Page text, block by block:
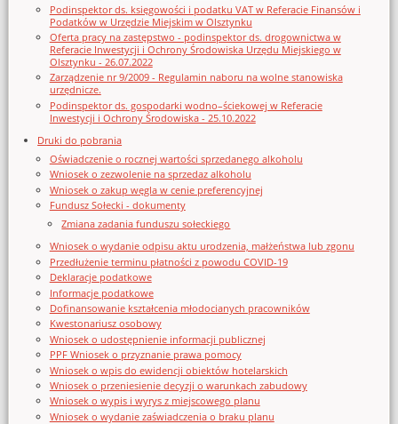
Podinspektor ds. księgowości i podatku VAT w Referacie Finansów i
Podatków w Urzędzie Miejskim w Olsztynku
Oferta pracy na zastępstwo - podinspektor ds. drogownictwa w
Referacie Inwestycji i Ochrony Środowiska Urzędu Miejskiego w
Olsztynku - 26.07.2022
Zarządzenie nr 9/2009 - Regulamin naboru na wolne stanowiska
urzędnicze.
Podinspektor ds. gospodarki wodno–ściekowej w Referacie
Inwestycji i Ochrony Środowiska - 25.10.2022
Druki do pobrania
Oświadczenie o rocznej wartości sprzedanego alkoholu
Wniosek o zezwolenie na sprzedaz alkoholu
Wniosek o zakup węgla w cenie preferencyjnej
Fundusz Sołecki - dokumenty
Zmiana zadania funduszu sołeckiego
Wniosek o wydanie odpisu aktu urodzenia, małżeństwa lub zgonu
Przedłużenie terminu płatności z powodu COVID-19
Deklaracje podatkowe
Informacje podatkowe
Dofinansowanie kształcenia młodocianych pracowników
Kwestonariusz osobowy
Wniosek o udostępnienie informacji publicznej
PPF Wniosek o przyznanie prawa pomocy
Wniosek o wpis do ewidencji obiektów hotelarskich
Wniosek o przeniesienie decyzji o warunkach zabudowy
Wniosek o wypis i wyrys z miejscowego planu
Wniosek o wydanie zaświadczenia o braku planu